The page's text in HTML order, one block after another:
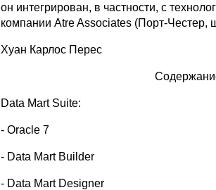
он интегрирован, в частности, с
компании Atre Associates (Порт-Честер,
Хуан Карлос Перес
Data Mart Suite:
- Oracle 7
- Data Mart Builder
- Data Mart Designer